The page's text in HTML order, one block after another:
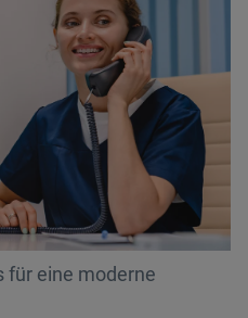
für eine moderne